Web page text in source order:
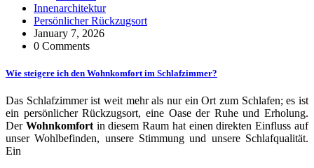
Innenarchitektur
Persönlicher Rückzugsort
January 7, 2026
0 Comments
Wie steigere ich den Wohnkomfort im Schlafzimmer?
Das Schlafzimmer ist weit mehr als nur ein Ort zum Schlafen; es ist
ein persönlicher Rückzugsort, eine Oase der Ruhe und Erholung.
Der Wohnkomfortin diesem Raum hat einen direkten Einfluss auf
unser Wohlbefinden, unsere Stimmung und unsere Schlafqualität.
Ein